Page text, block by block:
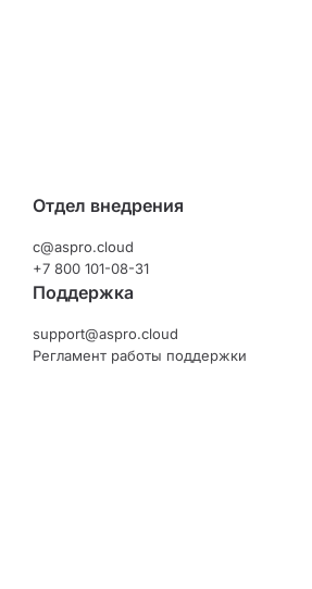
Отдел внедрения
c@aspro.cloud
+7 800 101-08-31
Поддержка
support@aspro.cloud
Регламент работы поддержки